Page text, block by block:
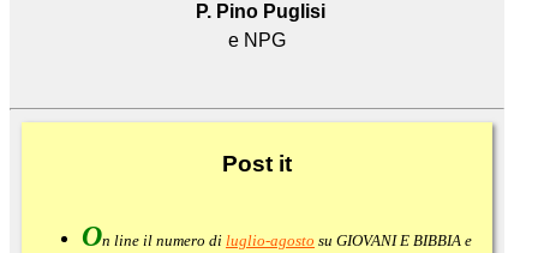
P. Pino Puglisi
e NPG
Post it
On line il numero di luglio-agosto su GIOVANI E BIBBIA e